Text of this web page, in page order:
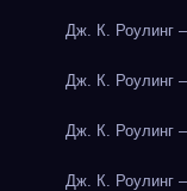
Дж. К. Роулинг
Дж. К. Роулинг
Дж. К. Роулинг
Дж. К. Роулинг